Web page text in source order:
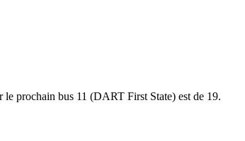
prochain bus 11 (DART First State) est de 19.